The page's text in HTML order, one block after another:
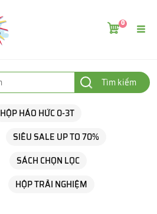
0
Tìm kiếm
HỘP HÁO HỨC 0-3T
SIÊU SALE UP TO 70%
SÁCH CHỌN LỌC
HỘP TRẢI NGHIỆM